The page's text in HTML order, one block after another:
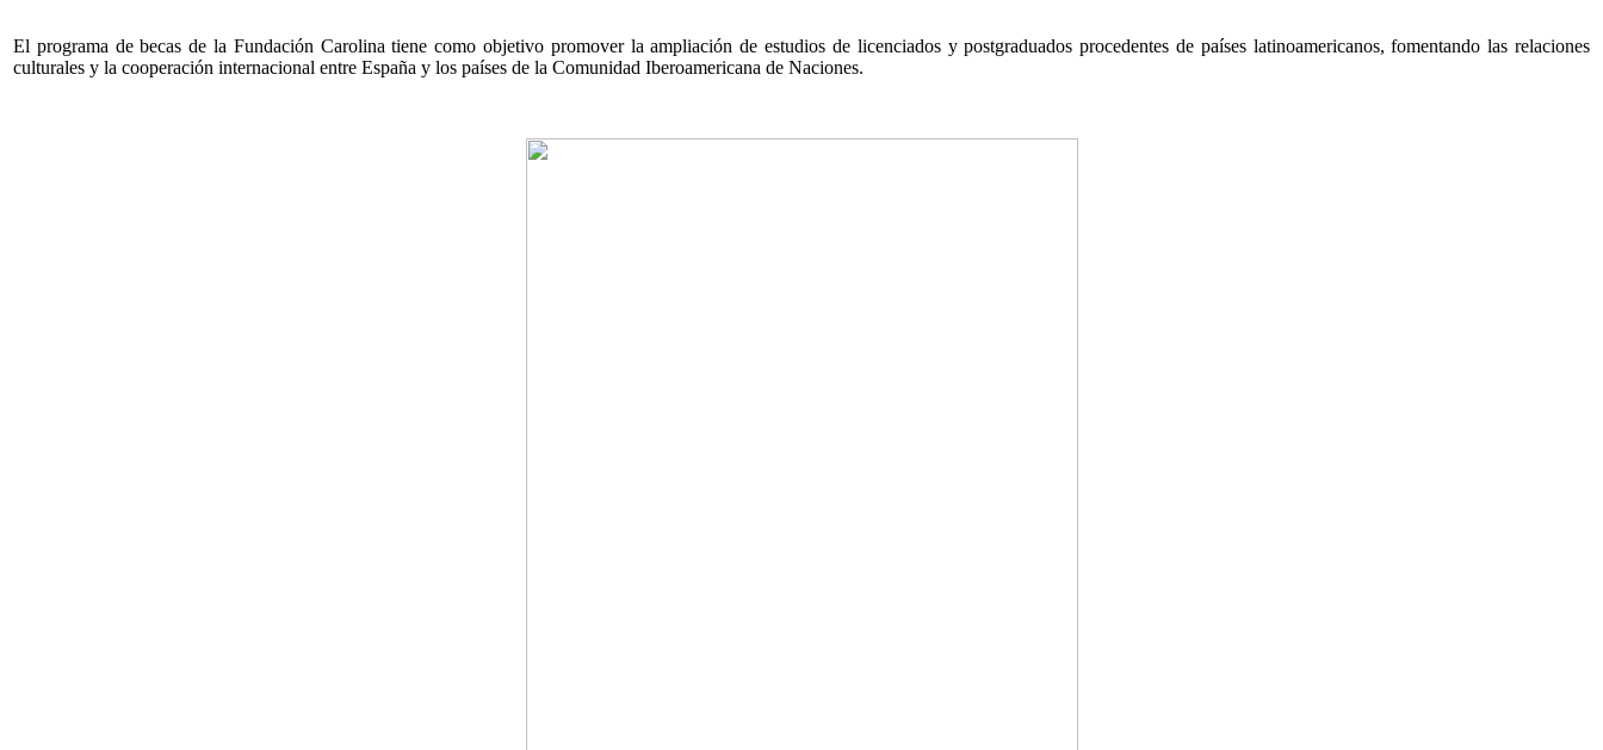
El programa de becas de la Fundación Carolina tiene como objetivo promover la ampliación de estudios de licenciados y postgraduados procedentes de países latinoamericanos, fomentando las relaciones
culturales y la cooperación internacional entre España y los países de la Comunidad Iberoamericana de Naciones.